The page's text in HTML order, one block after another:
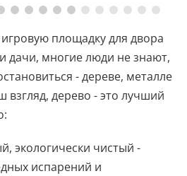
площадку для двора
дачи, многие люди не знают,
- дереве, металле
взгляд, дерево - это лучший
экологически чистый -
испарений и